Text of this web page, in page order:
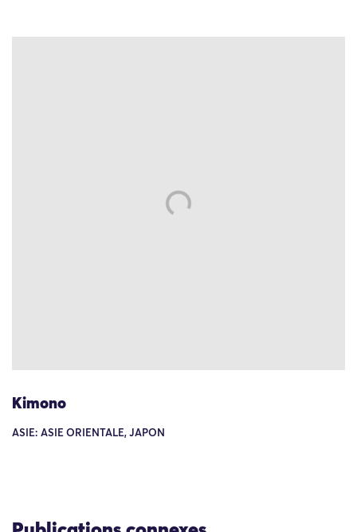
Kimono
ASIE: ASIE ORIENTALE, JAPON